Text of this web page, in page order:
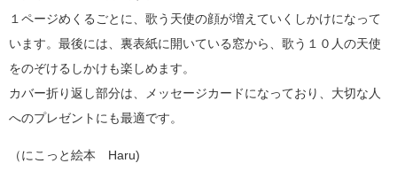
１ページめくるごとに、歌う天使の顔が増えていくしかけになって
います。最後には、裏表紙に開いている窓から、歌う１０人の天使
をのぞけるしかけも楽しめます。
カバー折り返し部分は、メッセージカードになっており、大切な人
へのプレゼントにも最適です。
（にこっと絵本 Haru)